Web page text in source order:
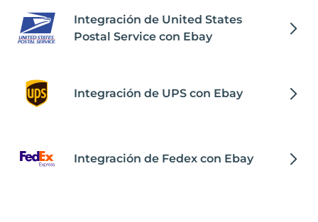
Integración de United States
Postal Service con Ebay
Integración de UPS con Ebay
Integración de Fedex con Ebay